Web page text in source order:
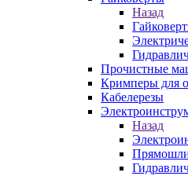
Назад
Прочистные
Кримперы для
Кабелерезы
Назад